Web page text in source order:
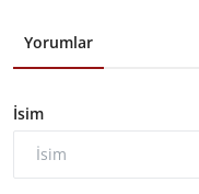
Yorumlar
İsim